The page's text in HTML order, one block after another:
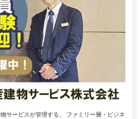
サービスが管理する、 ファミリー層・ビジネ